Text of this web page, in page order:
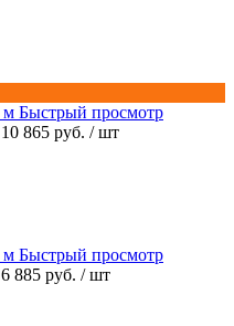
Быстрый просмотр
10 865 руб. / шт
Быстрый просмотр
6 885 руб. / шт